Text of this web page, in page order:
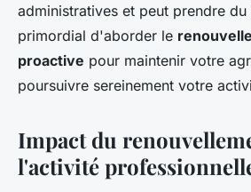
administratives et peut prendre
primordial d'aborder le
proactive pour maintenir votre
poursuivre sereinement votre
Impact du
l'activité